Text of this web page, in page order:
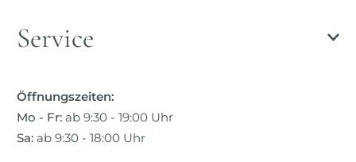
Service
Öffnungszeiten:
Mo - Fr: ab 9:30 - 19:00 Uhr
Sa: ab 9:30 - 18:00 Uhr